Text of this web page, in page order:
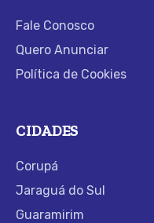
Fale Conosco
Quero Anunciar
Política de Cookies
CIDADES
Corupá
Jaraguá do Sul
Guaramirim